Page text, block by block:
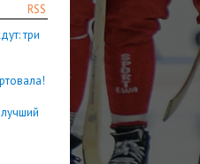
RSS
три